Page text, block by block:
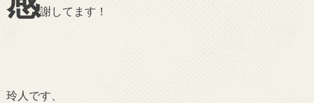
謝してます！
玲人です、